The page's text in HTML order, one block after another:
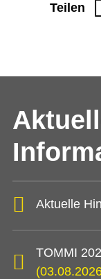
Teilen
Aktuelle
TOMMI